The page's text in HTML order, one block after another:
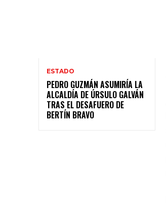
ESTADO
PEDRO GUZMÁN ASUMIRÍA LA
ALCALDÍA DE ÚRSULO GALVÁN
TRAS EL DESAFUERO DE
BERTÍN BRAVO